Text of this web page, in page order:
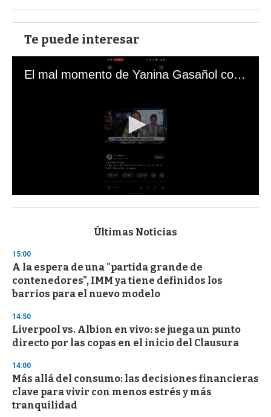
Te puede interesar
El mal momento de Yanina Gasañol con un hincha argentino en "Subrayado"
s
d
s
o
f
3
s
e
c
o
d
s
Últimas Noticias
15:00
A la espera de una "partida grande de
contenedores", IMM ya tiene definidos los
barrios para el nuevo modelo
14:50
Liverpool vs. Albion en vivo: se juega un punto
directo por las copas en el inicio del Clausura
14:00
Más allá del consumo: las decisiones financieras
clave para vivir con menos estrés y más
tranquilidad